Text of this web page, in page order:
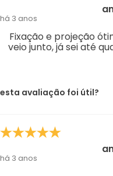
há 3 anos
Fixação e projeção
veio junto, já sei até
esta avaliação foi útil?
há 3 anos